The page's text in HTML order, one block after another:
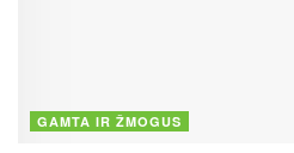
GAMTA IR ŽMOGUS